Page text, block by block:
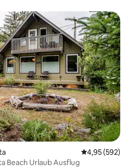
4,95 (592)
Beach Urlaub Ausflug